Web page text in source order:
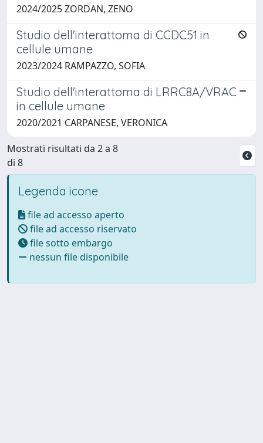
2024/2025 ZORDAN, ZENO
Studio dell'interattoma di CCDC51 in
cellule umane
2023/2024 RAMPAZZO, SOFIA
Studio dell'interattoma di LRRC8A/VRAC
in cellule umane
2020/2021 CARPANESE, VERONICA
Mostrati risultati da 2 a 8
di 8
Legenda icone
file ad accesso aperto
file ad accesso riservato
file sotto embargo
nessun file disponibile